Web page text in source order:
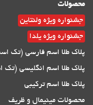
محصولات
جشنواره ویژه ولنتاین
جشنواره ویژه یلدا
پلاک طلا اسم فارسی (تک
پلاک طلا اسم انگلیسی (تک
پلاک طلا اسم ترکیبی
محصولات مینیمال و ظریف